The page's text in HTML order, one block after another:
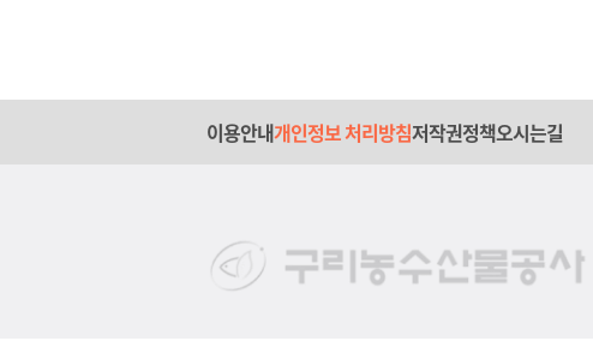
이용안내개인정보 처리방침저작권정책오시는길